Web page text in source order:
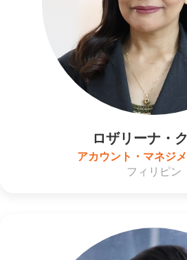
ロザリーナ・
アカウント・マネジ
フィリピン